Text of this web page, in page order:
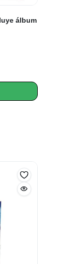
álbum